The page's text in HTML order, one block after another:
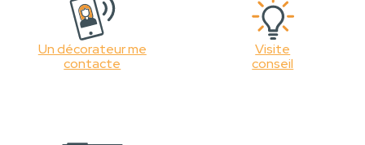
Un décorateur me
contacte
Visite
conseil